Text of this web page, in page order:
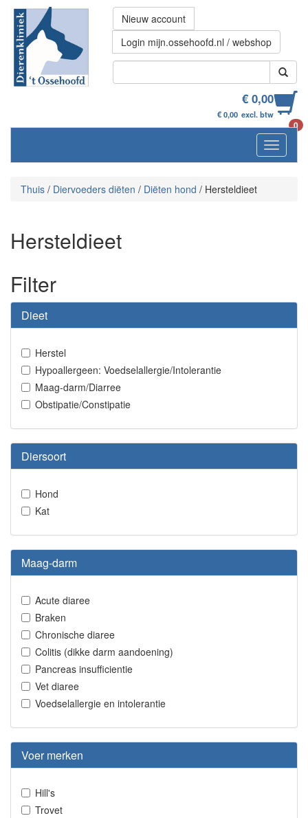
Nieuw account
Login mijn.ossehoofd.nl / webshop
€ 0,00
€ 0,00 excl. btw
0
Thuis / Diervoeders diëten / Diëten hond / Hersteldieet
Hersteldieet
Filter
Dieet
Herstel
Hypoallergeen: Voedselallergie/Intolerantie
Maag-darm/Diarree
Obstipatie/Constipatie
Diersoort
Hond
Kat
Maag-darm
Acute diaree
Braken
Chronische diaree
Colitis (dikke darm aandoening)
Pancreas insufficientie
Vet diaree
Voedselallergie en intolerantie
Voer merken
Hill's
Trovet